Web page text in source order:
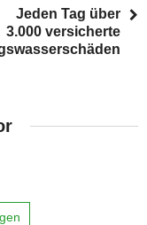
Jeden Tag über
3.000 versicherte